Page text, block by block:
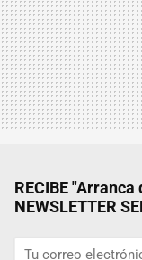
RECIBE
NEWSLETTER